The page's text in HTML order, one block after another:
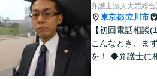
弁護士法人大西総
東京都 立川市
【初回電話相談
こんなとき、ま
を！ ◆弁護士に